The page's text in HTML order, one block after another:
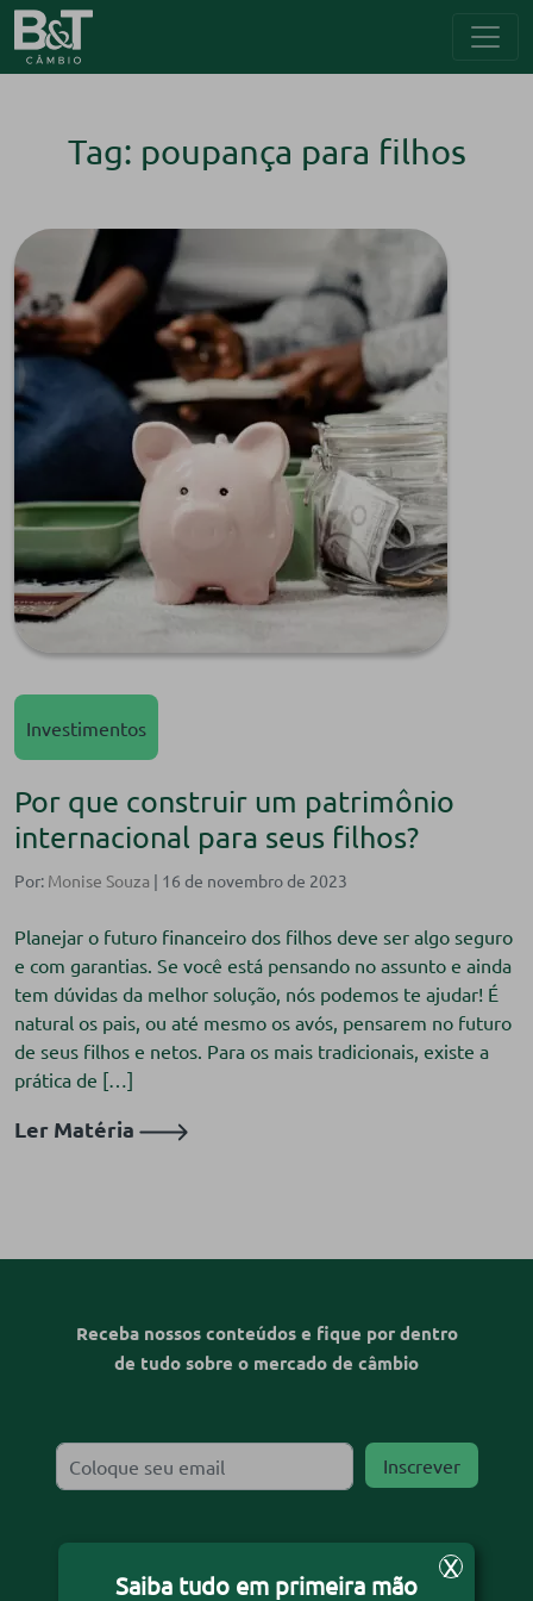
Tag: poupança para filhos
Investimentos
Por que construir um patrimônio
internacional para seus filhos?
Por: Monise Souza | 16 de novembro de 2023
Planejar o futuro financeiro dos filhos deve ser algo seguro
e com garantias. Se você está pensando no assunto e ainda
tem dúvidas da melhor solução, nós podemos te ajudar! É
natural os pais, ou até mesmo os avós, pensarem no futuro
de seus filhos e netos. Para os mais tradicionais, existe a
prática de […]
Ler Matéria
Receba nossos conteúdos e fique por dentro
de tudo sobre o mercado de câmbio
X
Saiba tudo em primeira mão